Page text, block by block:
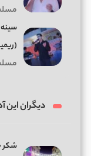
دیگران این
شکر